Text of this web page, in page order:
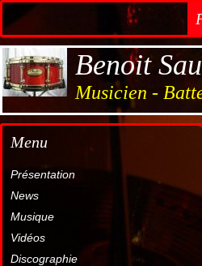
Benoit
Musicien -
Menu
Présentation
News
Musique
Vidéos
Discographie